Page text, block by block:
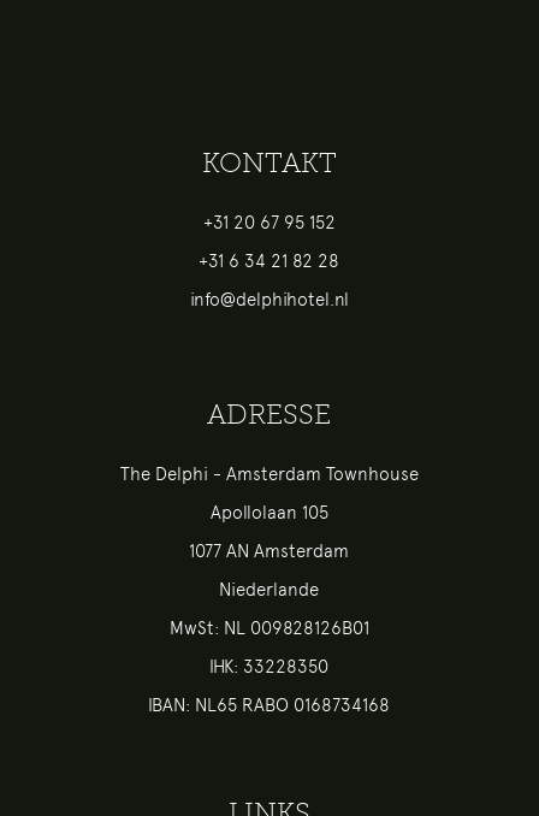
KONTAKT
+31 20 67 95 152
+31 6 34 21 82 28
info@delphihotel.nl
ADRESSE
The Delphi - Amsterdam Townhouse
Apollolaan 105
1077 AN Amsterdam
Niederlande
MwSt: NL 009828126B01
IHK: 33228350
IBAN: NL65 RABO 0168734168